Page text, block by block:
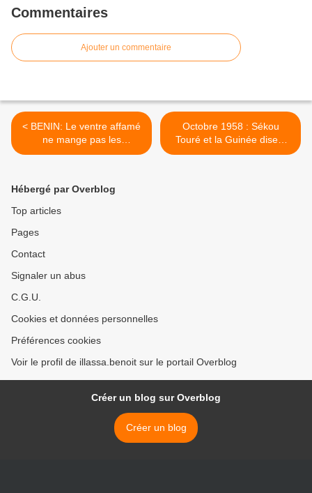
Commentaires
Ajouter un commentaire
< BENIN: Le ventre affamé
ne mange pas les
échangeurs, ni de
Octobre 1958 : Sékou
Touré et la Guinée disent
non à la France >
Hébergé par Overblog
Top articles
Pages
Contact
Signaler un abus
C.G.U.
Cookies et données personnelles
Préférences cookies
Voir le profil de illassa.benoit sur le portail Overblog
Créer un blog sur Overblog
Créer un blog